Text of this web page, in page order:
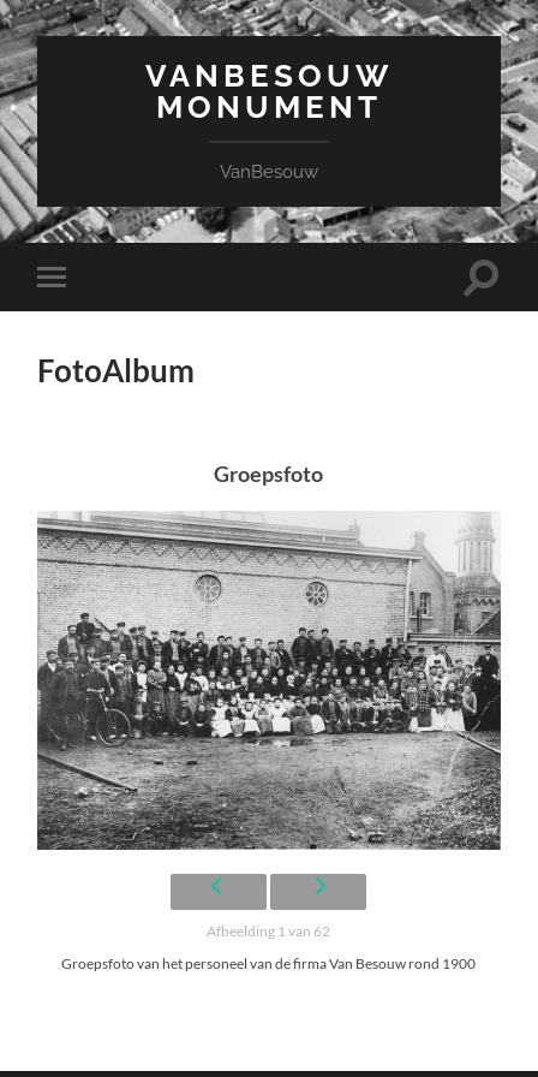
VANBESOUW
MONUMENT
VanBesouw
Toggle
mobiel
Toggle
FotoAlbum
Groepsfoto
Afbeelding 1 van 62
Groepsfoto van het personeel van de firma Van Besouw rond 1900